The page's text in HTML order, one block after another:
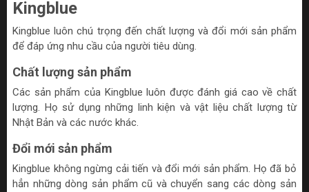
Kingblue
Kingblue luôn chú trọng đến chất lượng và đổi mới sản phẩm
để đáp ứng nhu cầu của người tiêu dùng.
Chất lượng sản phẩm
Các sản phẩm của Kingblue luôn được đánh giá cao về chất
lượng. Họ sử dụng những linh kiện và vật liệu chất lượng từ
Nhật Bản và các nước khác.
Đổi mới sản phẩm
Kingblue không ngừng cải tiến và đổi mới sản phẩm. Họ đã bỏ
hẳn những dòng sản phẩm cũ và chuyển sang các dòng sản